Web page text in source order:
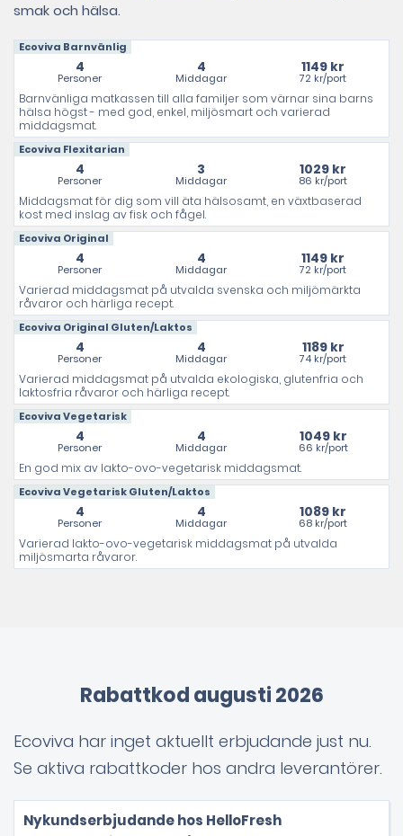
smak och hälsa.
Ecoviva Barnvänlig
4
Personer
4
Middagar
1149 kr
72 kr/port
Barnvänliga matkassen till alla familjer som värnar sina barns
hälsa högst - med god, enkel, miljösmart och varierad
middagsmat.
Ecoviva Flexitarian
4
Personer
3
Middagar
1029 kr
86 kr/port
Middagsmat för dig som vill äta hälsosamt, en växtbaserad
kost med inslag av fisk och fågel.
Ecoviva Original
4
Personer
4
Middagar
1149 kr
72 kr/port
Varierad middagsmat på utvalda svenska och miljömärkta
råvaror och härliga recept.
Ecoviva Original Gluten/Laktos
4
Personer
4
Middagar
1189 kr
74 kr/port
Varierad middagsmat på utvalda ekologiska, glutenfria och
laktosfria råvaror och härliga recept.
Ecoviva Vegetarisk
4
Personer
4
Middagar
1049 kr
66 kr/port
En god mix av lakto-ovo-vegetarisk middagsmat.
Ecoviva Vegetarisk Gluten/Laktos
4
Personer
4
Middagar
1089 kr
68 kr/port
Varierad lakto-ovo-vegetarisk middagsmat på utvalda
miljösmarta råvaror.
Rabattkod augusti 2026
Ecoviva har inget aktuellt erbjudande just nu.
Se aktiva rabattkoder hos andra leverantörer.
Nykundserbjudande hos HelloFresh